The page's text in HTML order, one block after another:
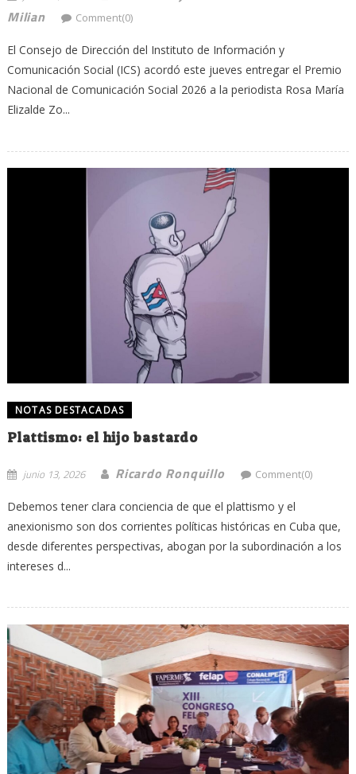
Milian
Comment(0)
El Consejo de Dirección del Instituto de Información y
Comunicación Social (ICS) acordó este jueves entregar el Premio
Nacional de Comunicación Social 2026 a la periodista Rosa María
Elizalde Zo...
NOTAS DESTACADAS
Plattismo: el hijo bastardo
junio 13, 2026 Ricardo Ronquillo Comment(0)
Debemos tener clara conciencia de que el plattismo y el
anexionismo son dos corrientes políticas históricas en Cuba que,
desde diferentes perspectivas, abogan por la subordinación a los
intereses d...